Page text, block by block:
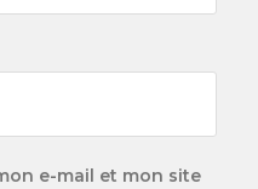
e-mail et mon site